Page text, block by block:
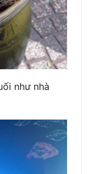
như nhà